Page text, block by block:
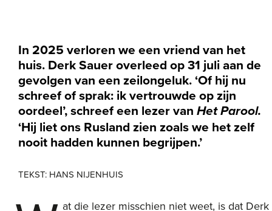
In 2025 verloren we een vriend van het
huis. Derk Sauer overleed op 31 juli aan de
gevolgen van een zeilongeluk. ‘Of hij nu
schreef of sprak: ik vertrouwde op zijn
oordeel’, schreef een lezer van Het Parool.
‘Hij liet ons Rusland zien zoals we hetzelf
nooit hadden kunnen begrijpen.’
TEKST: HANS NIJENHUIS
at die lezer misschien niet weet, is dat Derk